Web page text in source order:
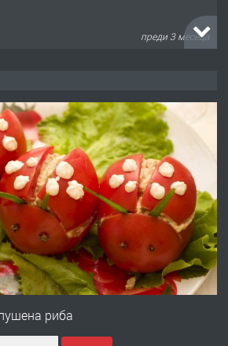
преди 3 месеца
преди 10 месеца
броячна машина -
сертификат от ЕЦБ
преди 1 година
зеленчукорезачка
риба